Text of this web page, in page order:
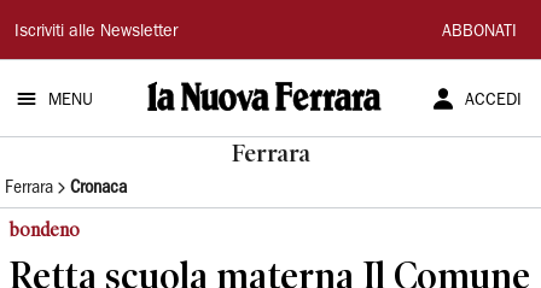
La
Nuova
Ferrara
Iscriviti alle Newsletter ABBONATI
MENU ACCEDI
Ferrara
Ferrara Cronaca
bondeno
Retta scuola materna Il Comune